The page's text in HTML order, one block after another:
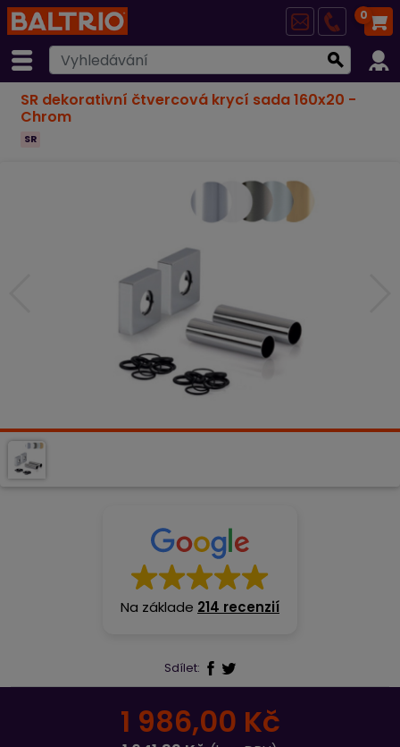
0
SR dekorativní čtvercová krycí sada 160x20 -
Chrom
SR
Sdílet:
1 986,00 Kč
Na základe 214 recenzií